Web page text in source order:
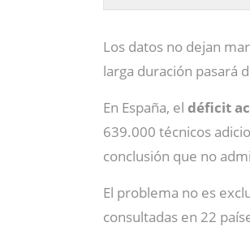
Los datos no dejan
larga duración pasará
En España, el déficit
639.000 técnicos
conclusión que no
El problema no es
consultadas en 22